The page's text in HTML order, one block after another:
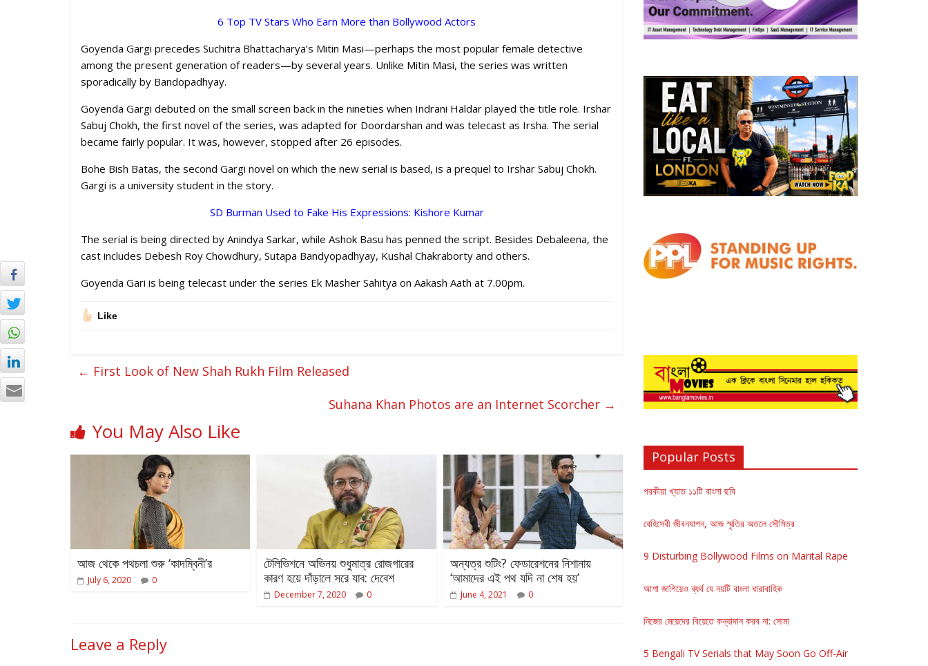
6 Top TV Stars Who Earn More than Bollywood Actors
Goyenda Gargi precedes Suchitra Bhattacharya’s Mitin Masi—perhaps the most popular female detective
among the present generation of readers—by several years. Unlike Mitin Masi, the series was written
sporadically by Bandopadhyay.
Goyenda Gargi debuted on the small screen back in the nineties when Indrani Haldar played the title role. Irshar
Sabuj Chokh, the first novel of the series, was adapted for Doordarshan and was telecast as Irsha. The serial
became fairly popular. It was, however, stopped after 26 episodes.
Bohe Bish Batas, the second Gargi novel on which the new serial is based, is a prequel to Irshar Sabuj Chokh.
Gargi is a university student in the story.
SD Burman Used to Fake His Expressions: Kishore Kumar
The serial is being directed by Anindya Sarkar, while Ashok Basu has penned the script. Besides Debaleena, the
cast includes Debesh Roy Chowdhury, Sutapa Bandyopadhyay, Kushal Chakraborty and others.
Goyenda Gari is being telecast under the series Ek Masher Sahitya on Aakash Aath at 7.00pm.
Like
← First Look of New Shah Rukh Film Released
Suhana Khan Photos are an Internet Scorcher →
You May Also Like
আজ থেকে পথচলা শুরু ‘কাদম্বিনী’র
July 6, 2020 0
টেলিভিশনে অভিনয় শুধুমাত্র রোজগারের
কারণ হয়ে দাঁড়ালে সরে যাব: দেবেশ
December 7, 2020 0
অন্যত্র শুটিং? ফেডারেশনের নিশানায়
‘আমাদের এই পথ যদি না শেষ হয়’
June 4, 2021 0
Leave a Reply
Popular Posts
পরকীয়া খ্যাত ১১টি বাংলা ছবি
বেহিসেবী জীবনযাপন, আজ স্মৃতির অতলে সৌমিত্র
9 Disturbing Bollywood Films on Marital Rape
আশা জাগিয়েও ব্যর্থ যে নয়টি বাংলা ধারাবাহিক
নিজের মেয়েদের বিয়েতে কন্যাদান করব না: সোমা
5 Bengali TV Serials that May Soon Go Off-Air